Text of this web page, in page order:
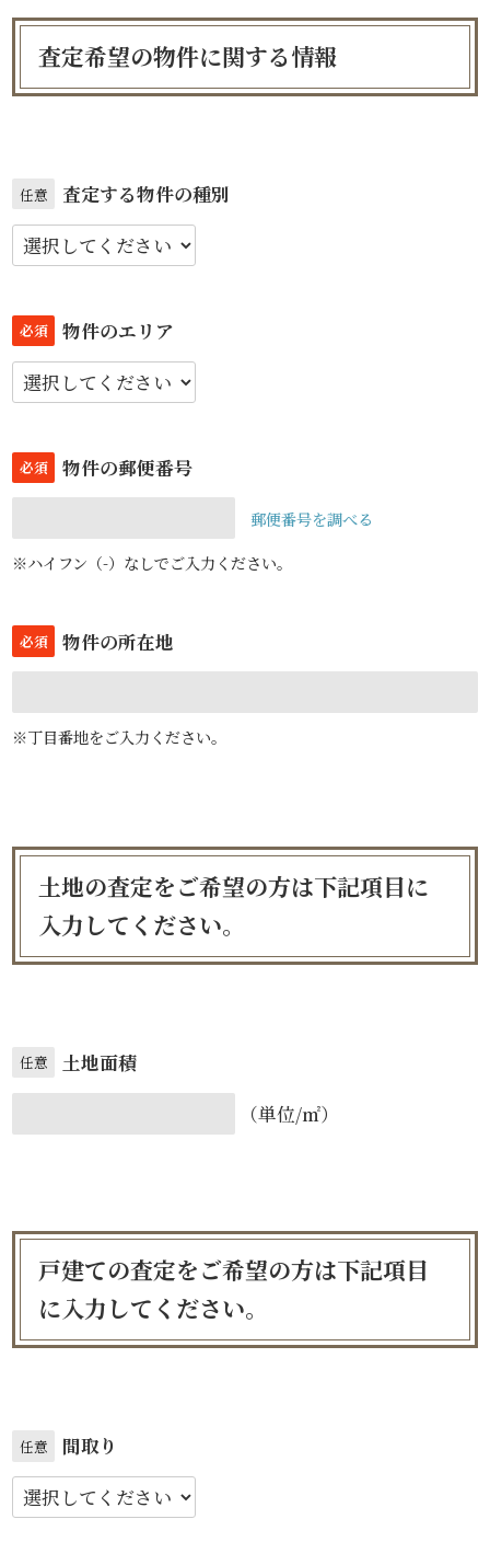
査定希望の物件に関する情報
任意 査定する物件の種別
必須 物件のエリア
必須 物件の郵便番号
郵便番号を調べる
※ハイフン（-）なしでご入力ください。
必須 物件の所在地
※丁目番地をご入力ください。
土地の査定をご希望の方は下記項目に
入力してください。
任意
土地面積
（単位/㎡）
戸建ての査定をご希望の方は下記項目
に入力してください。
任意 間取り